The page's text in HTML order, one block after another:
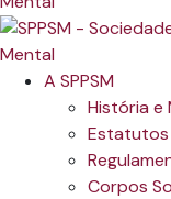
A SPPSM
História e
Estatutos
Corpos